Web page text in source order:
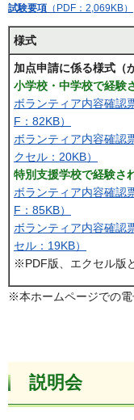
試験要項 （PDF：2,069KB）
様式
加点申請に係る様式（
小学校・中学校で経験
ボランティア内容確認
F：82KB）
ボランティア内容確認
クセル：20KB）
特別支援学校で経験さ
ボランティア内容確認
F：85KB）
ボランティア内容確認
セル：19KB）
※PDF版、エクセル版
※本ホームページでの電
説明会